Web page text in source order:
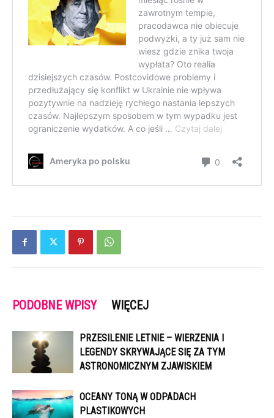
PODOBNE WPISY WIĘCEJ
PRZESILENIE LETNIE – WIERZENIA I
LEGENDY SKRYWAJĄCE SIĘ ZA TYM
ASTRONOMICZNYM ZJAWISKIEM
OCEANY TONĄ W ODPADACH
PLASTIKOWYCH